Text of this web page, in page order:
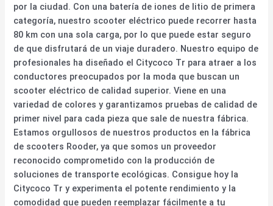
por la ciudad. Con una batería de iones de litio de primera
categoría, nuestro scooter eléctrico puede recorrer hasta
80 km con una sola carga, por lo que puede estar seguro
de que disfrutará de un viaje duradero. Nuestro equipo de
profesionales ha diseñado el Citycoco Tr para atraer a los
conductores preocupados por la moda que buscan un
scooter eléctrico de calidad superior. Viene en una
variedad de colores y garantizamos pruebas de calidad de
primer nivel para cada pieza que sale de nuestra fábrica.
Estamos orgullosos de nuestros productos en la fábrica
de scooters Rooder, ya que somos un proveedor
reconocido comprometido con la producción de
soluciones de transporte ecológicas. Consigue hoy la
Citycoco Tr y experimenta el potente rendimiento y la
comodidad que pueden reemplazar fácilmente a tu